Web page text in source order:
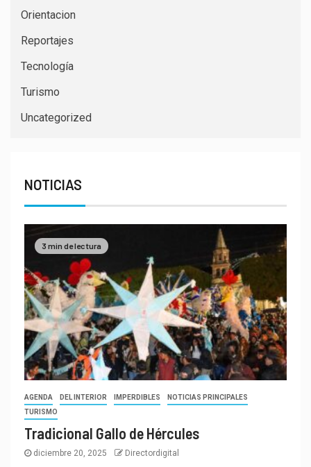
Orientacion
Reportajes
Tecnología
Turismo
Uncategorized
NOTICIAS
3 min de lectura
AGENDA DEL INTERIOR IMPERDIBLES
NOTICIAS PRINCIPALES
TURISMO
Tradicional Gallo de Hércules
diciembre 20, 2025 Directordigital